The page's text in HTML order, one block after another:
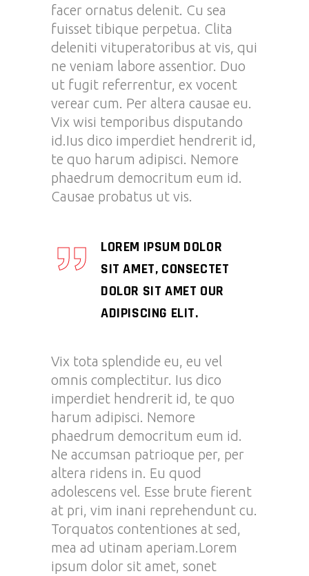
facer ornatus delenit. Cu sea
fuisset tibique perpetua. Clita
deleniti vituperatoribus at vis, qui
ne veniam labore assentior. Duo
ut fugit referrentur, ex vocent
verear cum. Per altera causae eu.
Vix wisi temporibus disputando
id.Ius dico imperdiet hendrerit id,
te quo harum adipisci. Nemore
phaedrum democritum eum id.
Causae probatus ut vis.
LOREM IPSUM DOLOR
SIT AMET, CONSECTET
DOLOR SIT AMET OUR
ADIPISCING ELIT.
Vix tota splendide eu, eu vel
omnis complectitur. Ius dico
imperdiet hendrerit id, te quo
harum adipisci. Nemore
phaedrum democritum eum id.
Ne accumsan patrioque per, per
altera ridens in. Eu quod
adolescens vel. Esse brute fierent
at pri, vim inani reprehendunt cu.
Torquatos contentiones at sed,
mea ad utinam aperiam.Lorem
ipsum dolor sit amet, sonet